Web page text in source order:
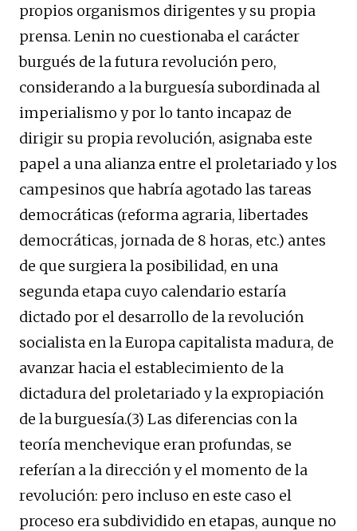
propios organismos dirigentes y su propia
prensa. Lenin no cuestionaba el carácter
burgués de la futura revolución pero,
considerando a la burguesía subordinada al
imperialismo y por lo tanto incapaz de
dirigir su propia revolución, asignaba este
papel a una alianza entre el proletariado y los
campesinos que habría agotado las tareas
democráticas (reforma agraria, libertades
democráticas, jornada de 8 horas, etc.) antes
de que surgiera la posibilidad, en una
segunda etapa cuyo calendario estaría
dictado por el desarrollo de la revolución
socialista en la Europa capitalista madura, de
avanzar hacia el establecimiento de la
dictadura del proletariado y la expropiación
de la burguesía.(3) Las diferencias con la
teoría menchevique eran profundas, se
referían a la dirección y el momento de la
revolución: pero incluso en este caso el
proceso era subdividido en etapas, aunque no